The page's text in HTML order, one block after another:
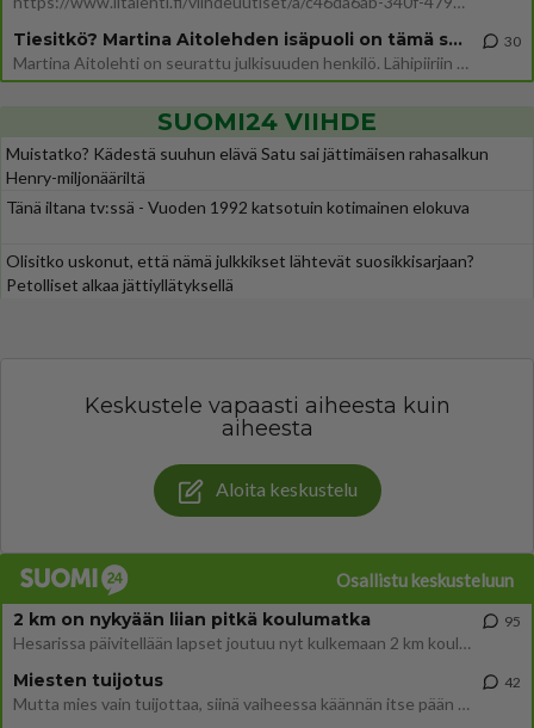
Tiesitkö? Martina Aitolehden isäpuoli on tämä suosittu laulaja
Martina Aitolehti on seurattu julkisuuden henkilö. Lähipiiriin mahtuu muitakin tunnettuja henkilöitä. Tiesitkö, että Ma
30
SUOMI24 VIIHDE
Muistatko? Kädestä suuhun elävä Satu sai jättimäisen rahasalkun
Henry-miljonääriltä
Tänä iltana tv:ssä - Vuoden 1992 katsotuin kotimainen elokuva
Olisitko uskonut, että nämä julkkikset lähtevät suosikkisarjaan?
Petolliset alkaa jättiyllätyksellä
Keskustele vapaasti aiheesta kuin
aiheesta
Aloita keskustelu
Osallistu keskusteluun
2 km on nykyään liian pitkä koulumatka
Hesarissa päivitellään lapset joutuu nyt kulkemaan 2 km kouluun jösses. Ruostefillarilla tuo matka menee vaikka miten äk
95
Miesten tuijotus
Mutta mies vain tuijottaa, siinä vaiheessa käännän itse pään pois. Mikä juttu? Yleensä jos joku tuijottaa tai katsoo, hä
42